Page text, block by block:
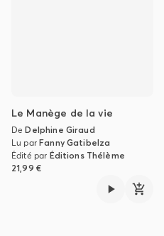
Le Manège de la vie
DeDelphine Giraud
Lu parFanny Gatibelza
Édité par Éditions Thélème
21,99 €